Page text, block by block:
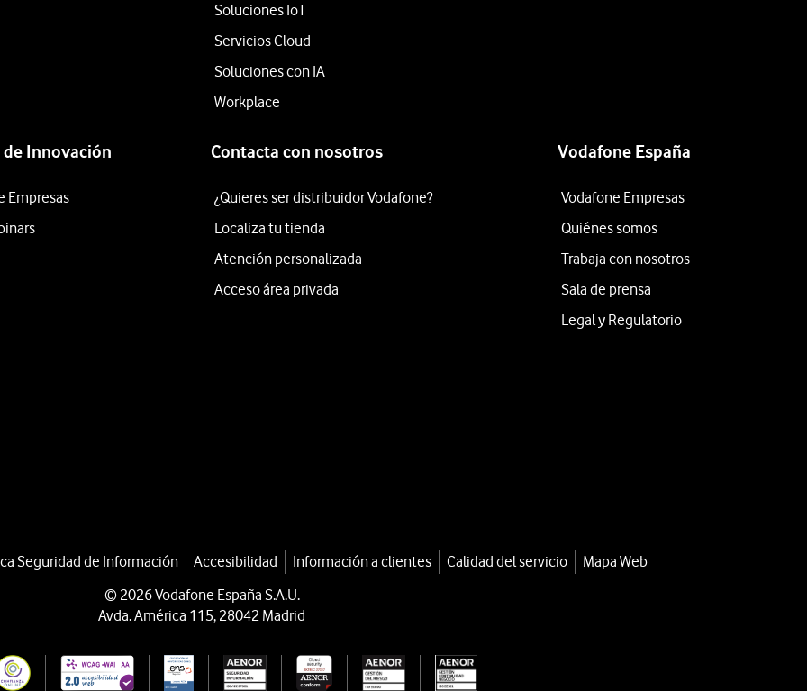
Soluciones IoT
Servicios Cloud
Soluciones con IA
Workplace
Innovación
Empresas
Contacta con nosotros
¿Quieres ser distribuidor Vodafone?
Localiza tu tienda
Atención personalizada
Acceso área privada
Vodafone España
Vodafone Empresas
Quiénes somos
Trabaja con nosotros
Sala de prensa
Legal y Regulatorio
Seguridad de Información Accesibilidad Información a clientes Calidad del servicio
Mapa Web
© 2026 Vodafone España S.A.U.
Avda. América 115, 28042 Madrid